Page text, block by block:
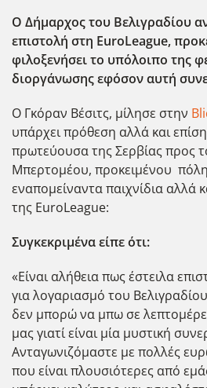
Ο Δήμαρχος του Βελιγραδίου
επιστολή στη EuroLeague,
φιλοξενήσει το υπόλοιπο της
διοργάνωσης εφόσον αυτή
Ο Γκόραν Βέσιτς, μίλησε στην
υπάρχει πρόθεση αλλά και
πρωτεύουσα της Σερβίας προς
Μπερτομέου, προκειμένου
εναπομείναντα παιχνίδια αλλά
της EuroLeague:
Συγκεκριμένα είπε ότι:
«Είναι αλήθεια πως έστειλα
για λογαριασμό του
δεν μπορώ να μπω σε
μας γιατί είναι μία μυστική
Ανταγωνιζόμαστε με πολλές
που είναι πλουσιότερες από